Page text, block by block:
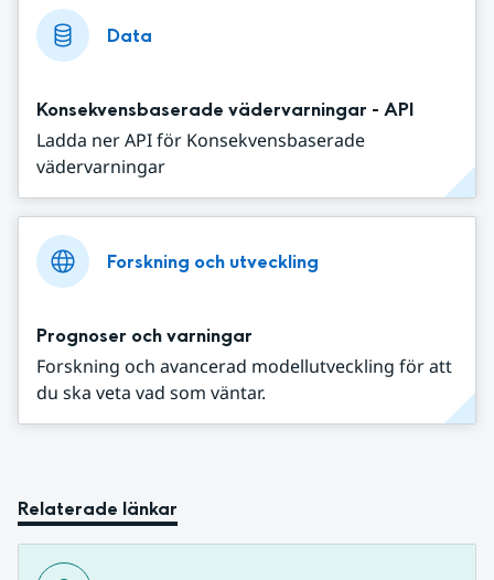
Data
Konsekvensbaserade vädervarningar - API
Ladda ner API för Konsekvensbaserade
vädervarningar
Forskning och utveckling
Prognoser och varningar
Forskning och avancerad modellutveckling för att
du ska veta vad som väntar.
Relaterade länkar